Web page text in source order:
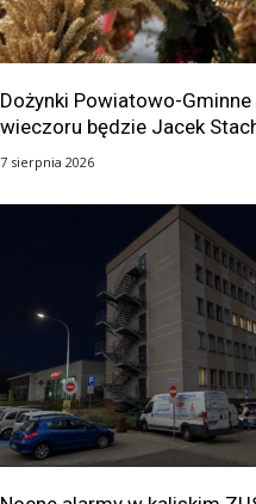
Dożynki Powiatowo-
wieczoru będzie Jacek
7 sierpnia 2026